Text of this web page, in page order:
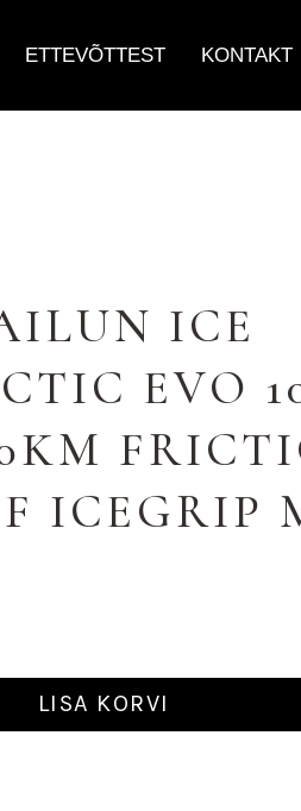
ETTEVÕTTEST KONTAKT
ICE
EVO
ICEGRIP
LISA KORVI